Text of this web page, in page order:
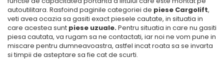
autoutilitara. Rasfoind paginile categoriei de piese Cargolift,
veti avea ocazia sa gasiti exact piesele cautate, in situatia in
care acestea sunt piese uzuale.Pentru situatia in care nu gasiti
piesa cautata, va rugam sa ne contactati, iar noi ne vom pune in
miscare pentru dumneavoastra, astfel incat roata sa se invarta
si timpii de asteptare sa fie cat de scurti.